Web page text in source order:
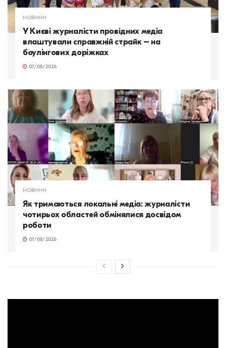
НОВИНИ
У Києві журналісти провідних медіа
влаштували справжній страйк – на
боулінгових доріжках
07/08/2026
НОВИНИ
Як тримаються локальні медіа: журналісти
чотирьох областей обмінялися досвідом
роботи
07/08/2026